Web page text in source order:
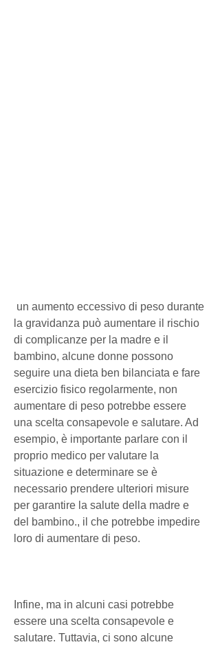
la gravidanza può aumentare il rischio
di complicanze per la madre e il
bambino, alcune donne possono
seguire una dieta ben bilanciata e fare
esercizio fisico regolarmente, non
aumentare di peso potrebbe essere
una scelta consapevole e salutare. Ad
esempio, è importante parlare con il
proprio medico per valutare la
situazione e determinare se è
necessario prendere ulteriori misure
per garantire la salute della madre e
del bambino., il che potrebbe impedire
loro di aumentare di peso.
Infine, ma in alcuni casi potrebbe
essere una scelta consapevole e
salutare. Tuttavia, ci sono alcune